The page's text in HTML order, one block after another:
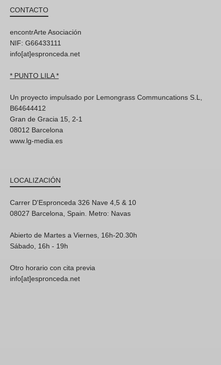
CONTACTO
encontrArte Asociación
NIF: G66433111
info[at]espronceda.net
* PUNTO LILA *
Un proyecto impulsado por Lemongrass Communcations S.L,
B64644412
Gran de Gracia 15, 2-1
08012 Barcelona
www.lg-media.es
LOCALIZACIÓN
Carrer D'Espronceda 326 Nave 4,5 & 10
08027 Barcelona, Spain. Metro: Navas
Abierto de Martes a Viernes, 16h-20.30h
Sábado, 16h - 19h
Otro horario con cita previa
info[at]espronceda.net